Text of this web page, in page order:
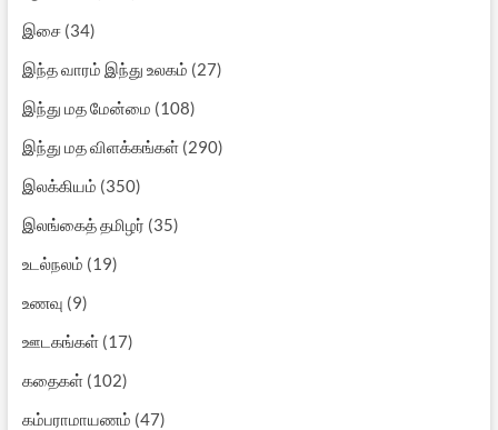
இசை(34)
இந்த வாரம் இந்து உலகம் (27)
இந்து மத மேன்மை (108)
இந்து மத விளக்கங்கள்(290)
இலக்கியம் (350)
இலங்கைத் தமிழர் (35)
உடல்நலம் (19)
உணவு (9)
ஊடகங்கள்(17)
கதைகள்(102)
கம்பராமாயணம் (47)